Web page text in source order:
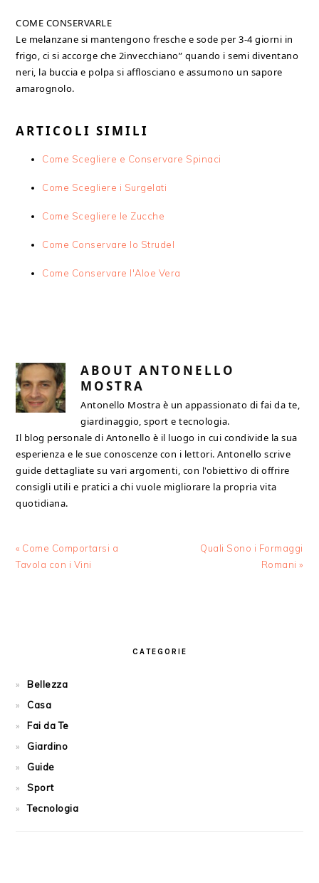
COME CONSERVARLE
Le melanzane si mantengono fresche e sode per 3-4 giorni in
frigo, ci si accorge che 2invecchiano” quando i semi diventano
neri, la buccia e polpa si afflosciano e assumono un sapore
amarognolo.
ARTICOLI SIMILI
Come Scegliere e Conservare Spinaci
Come Scegliere i Surgelati
Come Scegliere le Zucche
Come Conservare lo Strudel
Come Conservare l'Aloe Vera
ABOUTANTONELLO
MOSTRA
Antonello Mostra è un appassionato di fai da te,
giardinaggio, sport e tecnologia.
Il blog personale di Antonello è il luogo in cui condivide la sua
esperienza e le sue conoscenze con i lettori. Antonello scrive
guide dettagliate su vari argomenti, con l'obiettivo di offrire
consigli utili e pratici a chi vuole migliorare la propria vita
quotidiana.
Previous
Post:
« Come Comportarsi a
Tavola con i Vini
Next
Quali Sono i Formaggi
Romani »
CATEGORIE
Bellezza
Casa
Fai da Te
Giardino
Guide
Sport
Tecnologia